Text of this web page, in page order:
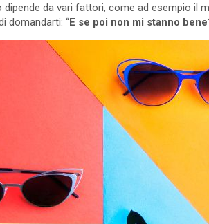
da vari fattori, come ad esempio il
domandarti: “E se poi non mi stanno